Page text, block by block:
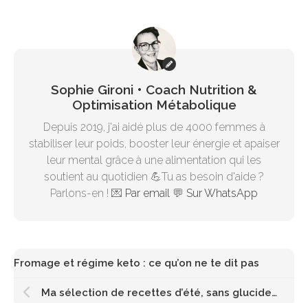
Sophie Gironi • Coach Nutrition &
Optimisation Métabolique
Depuis 2019, j'ai aidé plus de 4000 femmes à
stabiliser leur poids, booster leur énergie et apaiser
leur mental grâce à une alimentation qui les
soutient au quotidien 💪Tu as besoin d'aide ?
Parlons-en ! 💌 Par email 💬 Sur WhatsApp
Fromage et régime keto : ce qu’on ne te dit pas
Ma sélection de recettes d’été, sans glucides ou presque !